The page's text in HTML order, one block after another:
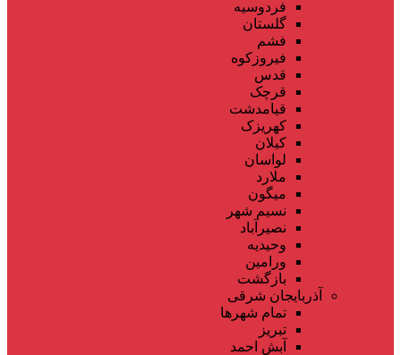
فردوسیه
گلستان
فشم
فیروزکوه
قدس
قرچک
قیامدشت
کهریزک
کیلان
لواسان
ملارد
میگون
نسیم شهر
نصیرآباد
وحیدیه
ورامین
بازگشت
آذربایجان شرقی
تمام شهر‌ها
تبریز
آبش احمد